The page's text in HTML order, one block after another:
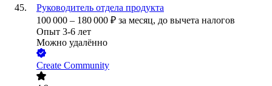
Руководитель отдела продукта
100 000 – 180 000 ₽ за месяц, до вычета налогов
Опыт 3-6 лет
Можно удалённо
Create Community